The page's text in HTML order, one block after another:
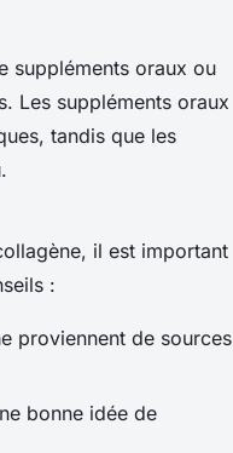
suppléments oraux ou
Les suppléments oraux
tandis que les
il est important
:
proviennent de sources
bonne idée de